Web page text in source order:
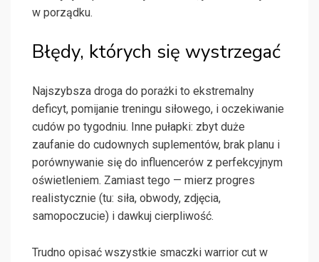
w porządku.
Błędy, których się wystrzegać
Najszybsza droga do porażki to ekstremalny
deficyt, pomijanie treningu siłowego, i oczekiwanie
cudów po tygodniu. Inne pułapki: zbyt duże
zaufanie do cudownych suplementów, brak planu i
porównywanie się do influencerów z perfekcyjnym
oświetleniem. Zamiast tego — mierz progres
realistycznie (tu: siła, obwody, zdjęcia,
samopoczucie) i dawkuj cierpliwość.
Trudno opisać wszystkie smaczki warrior cut w